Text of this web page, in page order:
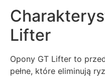
Lifter
Opony GT Lifter to
pełne, które eliminują